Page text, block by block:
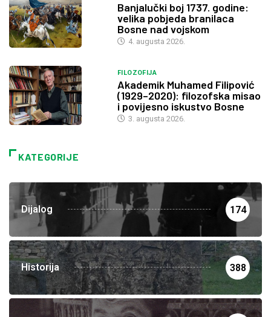
Banjalučki boj 1737. godine:
velika pobjeda branilaca
Bosne nad vojskom
4. augusta 2026.
FILOZOFIJA
Akademik Muhamed Filipović
(1929–2020): filozofska misao
i povijesno iskustvo Bosne
3. augusta 2026.
KATEGORIJE
Dijalog 174
Historija 388